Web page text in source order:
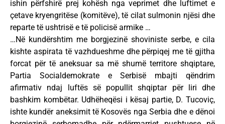
ishin përfshirë prej kohësh nga veprimet dhe luftimet e
çetave kryengritëse (komitëve), të cilat sulmonin njësi dhe
reparte të ushtrisë e të policisë armike …
…Në kundërshtim me borgjezinë shoviniste serbe, e cila
kishte aspirata të vazhdueshme dhe përpiqej me të gjitha
forcat për të aneksuar sa më shumë territore shqiptare,
Partia Socialdemokrate e Serbisë mbajti qëndrim
afirmativ ndaj luftës së popullit shqiptar për liri dhe
bashkim kombëtar. Udhëheqësi i kësaj partie, D. Tucoviç,
ishte kundër aneksimit të Kosovës nga Serbia dhe e dënoi